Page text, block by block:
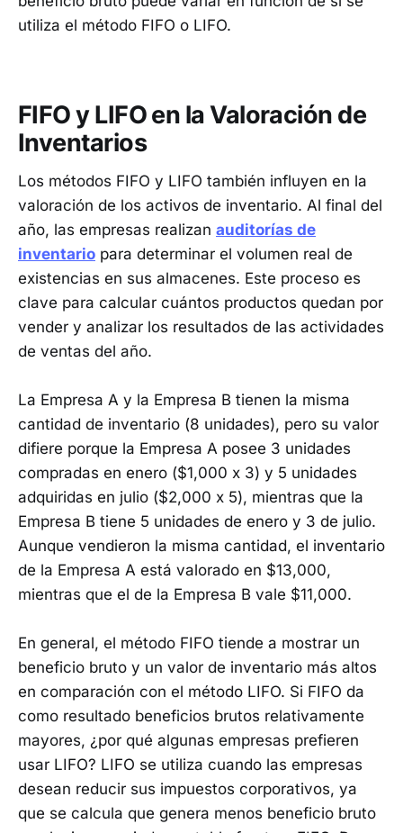
utiliza el método FIFO o LIFO.
FIFO y LIFO en la Valoración de
Inventarios
Los métodos FIFO y LIFO también influyen en la
valoración de los activos de inventario. Al final del
año, las empresas realizan auditorías de
inventario para determinar el volumen real de
existencias en sus almacenes. Este proceso es
clave para calcular cuántos productos quedan por
vender y analizar los resultados de las actividades
de ventas del año.
La Empresa A y la Empresa B tienen la misma
cantidad de inventario (8 unidades), pero su valor
difiere porque la Empresa A posee 3 unidades
compradas en enero ($1,000 x 3) y 5 unidades
adquiridas en julio ($2,000 x 5), mientras que la
Empresa B tiene 5 unidades de enero y 3 de julio.
Aunque vendieron la misma cantidad, el inventario
de la Empresa A está valorado en $13,000,
mientras que el de la Empresa B vale $11,000.
En general, el método FIFO tiende a mostrar un
beneficio bruto y un valor de inventario más altos
en comparación con el método LIFO. Si FIFO da
como resultado beneficios brutos relativamente
mayores, ¿por qué algunas empresas prefieren
usar LIFO? LIFO se utiliza cuando las empresas
desean reducir sus impuestos corporativos, ya
que se calcula que genera menos beneficio bruto